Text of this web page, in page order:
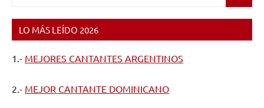
LO MÁS LEÍDO 2026
1.- MEJORES CANTANTES ARGENTINOS
2.- MEJOR CANTANTE DOMINICANO